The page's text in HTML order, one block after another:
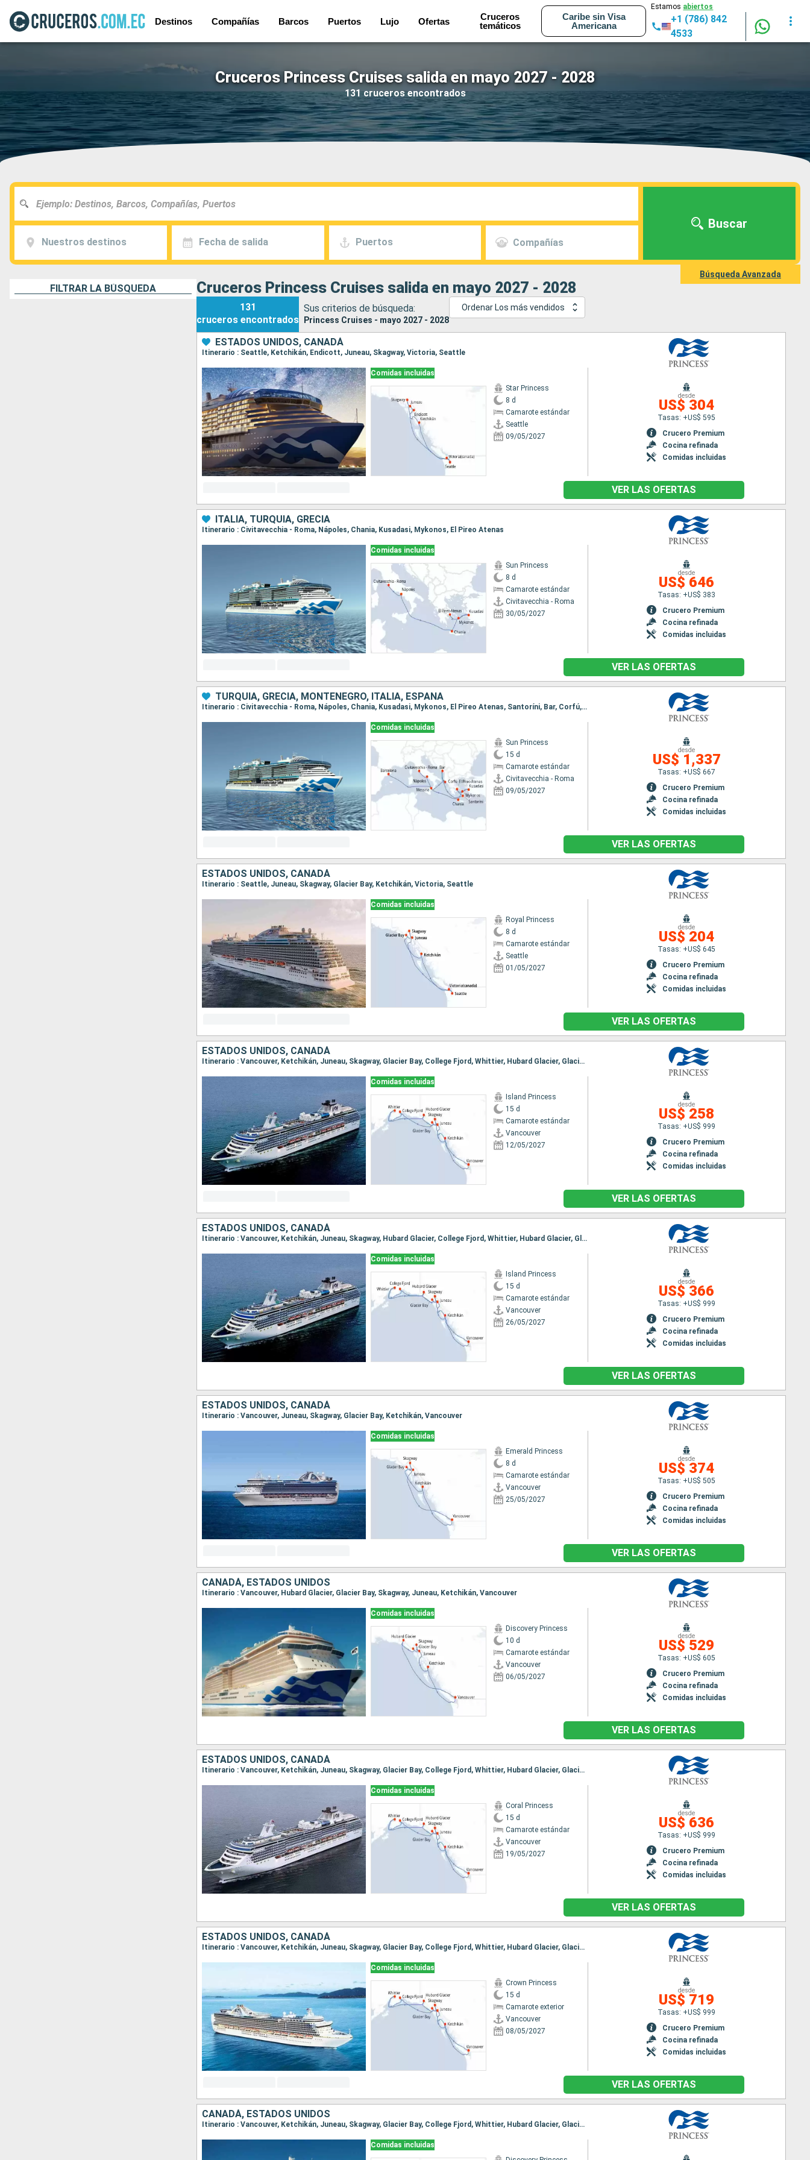
Destinos Compañías Barcos Puertos Lujo Ofertas
Cruceros
temáticos
Caribe sin Visa
Americana
Estamos abiertos
+1 (786) 842
4533
Cruceros Princess Cruises salida en mayo 2027 - 2028
131 cruceros encontrados
Nuestros destinos Fecha de salida Puertos Compañías
Buscar
Búsqueda Avanzada
FILTRAR LA BÚSQUEDA Cruceros Princess Cruises salida en mayo 2027 - 2028
131
cruceros encontrados
Sus criterios de búsqueda:
Princess Cruises - mayo 2027 - 2028
Ordenar Los más vendidos
ESTADOS UNIDOS, CANADÁ
Itinerario : Seattle, Ketchikán, Endicott, Juneau, Skagway, Victoria, Seattle
Comidas incluidas
Star Princess
8 d
Camarote estándar
Seattle
09/05/2027
desde
US$ 304
Tasas: +US$ 595
Crucero Premium
Cocina refinada
Comidas incluidas
VER LAS OFERTAS
ITALIA, TURQUÍA, GRECIA
Itinerario : Civitavecchia - Roma, Nápoles, Chania, Kusadasi, Mykonos, El Pireo Atenas
Comidas incluidas
Sun Princess
8 d
Camarote estándar
Civitavecchia - Roma
30/05/2027
desde
US$ 646
Tasas: +US$ 383
Crucero Premium
Cocina refinada
Comidas incluidas
VER LAS OFERTAS
TURQUÍA, GRECIA, MONTENEGRO, ITALIA, ESPAÑA
Itinerario : Civitavecchia - Roma, Nápoles, Chania, Kusadasi, Mykonos, El Pireo Atenas, Santoríni, Bar, Corfú, Messine, Barcelona
Comidas incluidas
Sun Princess
15 d
Camarote estándar
Civitavecchia - Roma
09/05/2027
desde
US$ 1,337
Tasas: +US$ 667
Crucero Premium
Cocina refinada
Comidas incluidas
VER LAS OFERTAS
ESTADOS UNIDOS, CANADÁ
Itinerario : Seattle, Juneau, Skagway, Glacier Bay, Ketchikán, Victoria, Seattle
Comidas incluidas
Royal Princess
8 d
Camarote estándar
Seattle
01/05/2027
desde
US$ 204
Tasas: +US$ 645
Crucero Premium
Cocina refinada
Comidas incluidas
VER LAS OFERTAS
ESTADOS UNIDOS, CANADÁ
Itinerario : Vancouver, Ketchikán, Juneau, Skagway, Glacier Bay, College Fjord, Whittier, Hubard Glacier, Glacier Bay, Skagway, Juneau, Ketchikán, Vancouver
Comidas incluidas
Island Princess
15 d
Camarote estándar
Vancouver
12/05/2027
desde
US$ 258
Tasas: +US$ 999
Crucero Premium
Cocina refinada
Comidas incluidas
VER LAS OFERTAS
ESTADOS UNIDOS, CANADÁ
Itinerario : Vancouver, Ketchikán, Juneau, Skagway, Hubard Glacier, College Fjord, Whittier, Hubard Glacier, Glacier Bay, Skagway, Juneau, Ketchikán, Vancouver
Comidas incluidas
Island Princess
15 d
Camarote estándar
Vancouver
26/05/2027
desde
US$ 366
Tasas: +US$ 999
Crucero Premium
Cocina refinada
Comidas incluidas
VER LAS OFERTAS
ESTADOS UNIDOS, CANADÁ
Itinerario : Vancouver, Juneau, Skagway, Glacier Bay, Ketchikán, Vancouver
Comidas incluidas
Emerald Princess
8 d
Camarote estándar
Vancouver
25/05/2027
desde
US$ 374
Tasas: +US$ 505
Crucero Premium
Cocina refinada
Comidas incluidas
VER LAS OFERTAS
CANADÁ, ESTADOS UNIDOS
Itinerario : Vancouver, Hubard Glacier, Glacier Bay, Skagway, Juneau, Ketchikán, Vancouver
Comidas incluidas
Discovery Princess
10 d
Camarote estándar
Vancouver
06/05/2027
desde
US$ 529
Tasas: +US$ 605
Crucero Premium
Cocina refinada
Comidas incluidas
VER LAS OFERTAS
ESTADOS UNIDOS, CANADÁ
Itinerario : Vancouver, Ketchikán, Juneau, Skagway, Glacier Bay, College Fjord, Whittier, Hubard Glacier, Glacier Bay, Skagway, Juneau, Ketchikán, Vancouver
Comidas incluidas
Coral Princess
15 d
Camarote estándar
Vancouver
19/05/2027
desde
US$ 636
Tasas: +US$ 999
Crucero Premium
Cocina refinada
Comidas incluidas
VER LAS OFERTAS
ESTADOS UNIDOS, CANADÁ
Itinerario : Vancouver, Ketchikán, Juneau, Skagway, Glacier Bay, College Fjord, Whittier, Hubard Glacier, Glacier Bay, Skagway, Juneau, Ketchikán, Vancouver
Comidas incluidas
Crown Princess
15 d
Camarote exterior
Vancouver
08/05/2027
desde
US$ 719
Tasas: +US$ 999
Crucero Premium
Cocina refinada
Comidas incluidas
VER LAS OFERTAS
CANADÁ, ESTADOS UNIDOS
Itinerario : Vancouver, Ketchikán, Juneau, Skagway, Glacier Bay, College Fjord, Whittier, Hubard Glacier, Glacier Bay, Icy Strait Point, Juneau, Ketchikán, Vancouver
Comidas incluidas